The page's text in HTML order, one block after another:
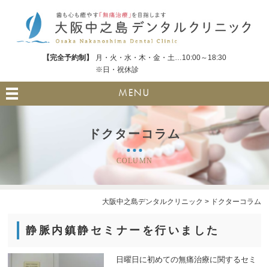
【完全予約制】
月・火・水・木・金・土…10:00～18:30
※日・祝休診
MENU
ドクターコラム
COLUMN
大阪中之島デンタルクリニック > ドクターコラム
静脈内鎮静セミナーを行いました
日曜日に初めての無痛治療に関するセミ